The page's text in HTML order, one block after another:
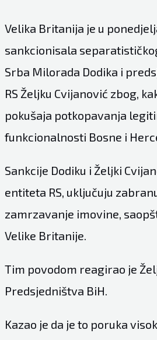
Velika Britanija je u
sankcionisala
Srba Milorada Dodika i
RS Željku Cvijanović zbog,
pokušaja potkopavanja
funkcionalnosti Bosne i
Sankcije Dodiku i Željki
entiteta RS, uključuju
zamrzavanje imovine,
Velike Britanije.
Tim povodom reagirao je
Predsjedništva BiH.
Kazao je da je to poruka